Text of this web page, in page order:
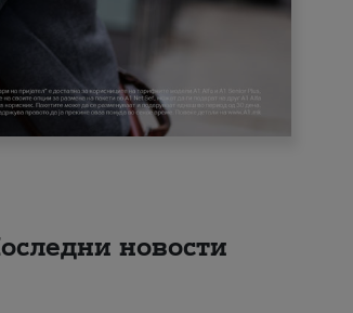
новости